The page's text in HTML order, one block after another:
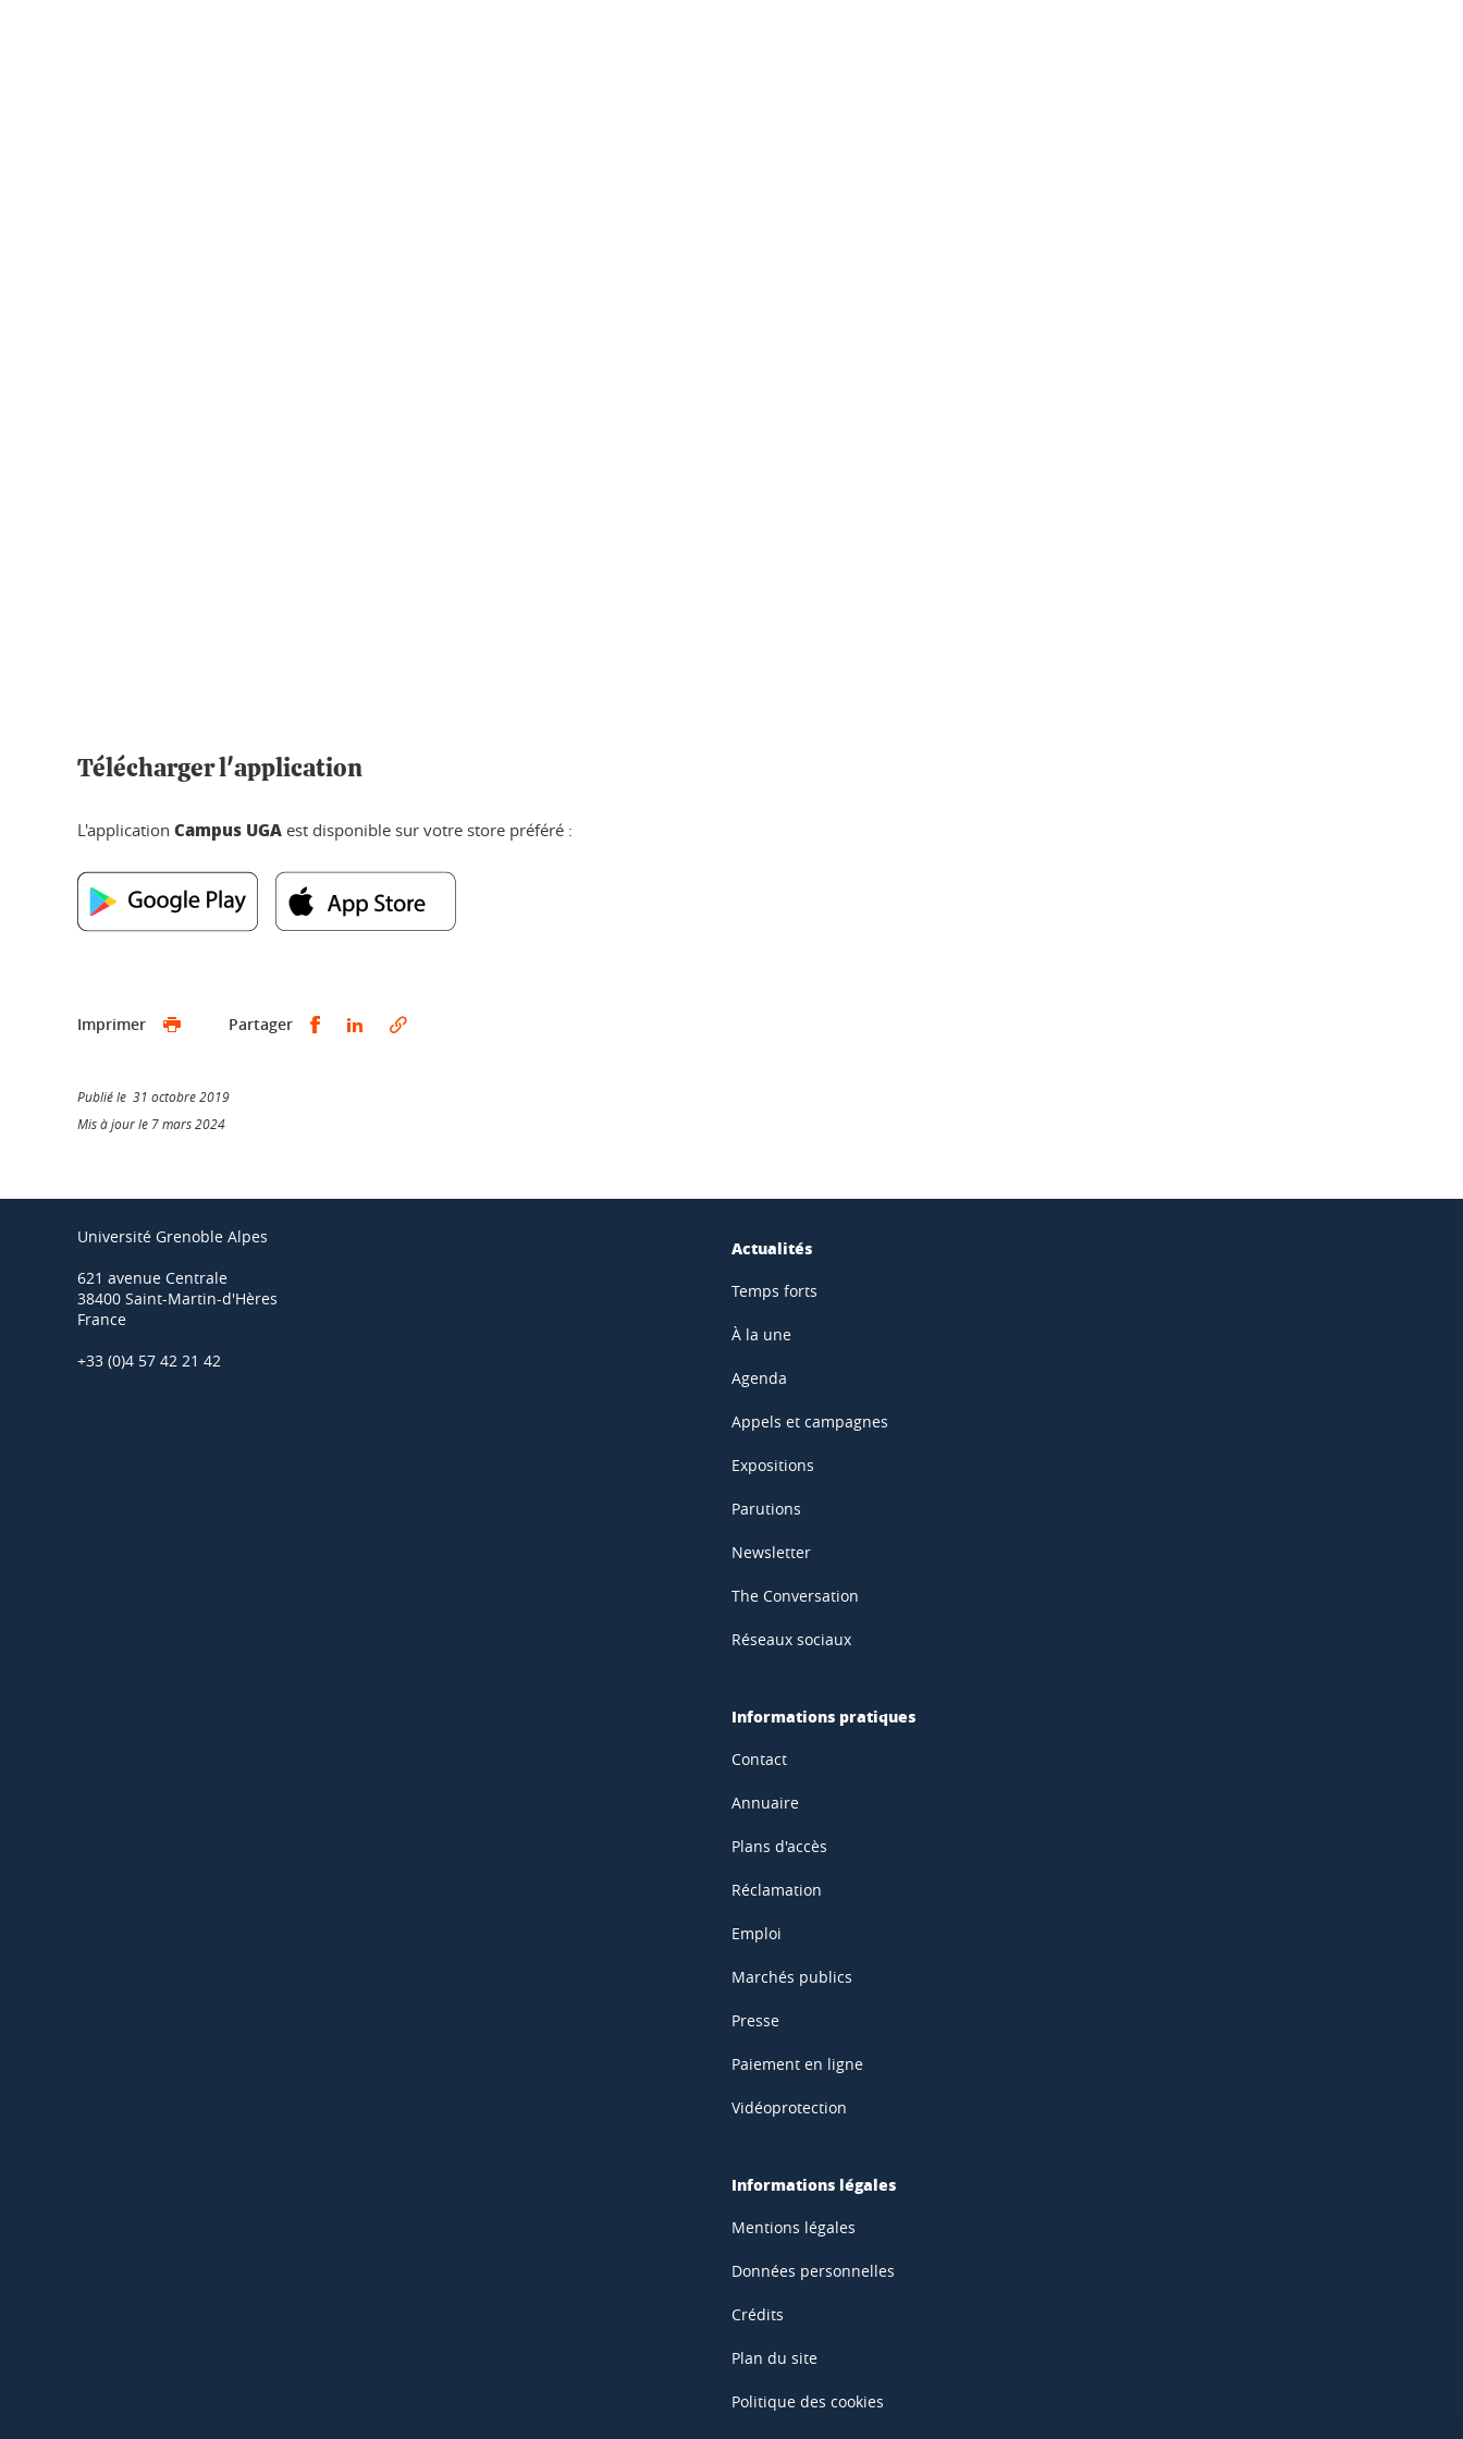
Télécharger l'application
L'application Campus UGA est disponible sur votre store préféré :
Imprimer Partager Partager sur Facebook
Partager sur LinkedIn
Publié le 31 octobre 2019
Mis à jour le 7 mars 2024
Université Grenoble Alpes
621 avenue Centrale
38400 Saint-Martin-d'Hères
France
+33 (0)4 57 42 21 42
Actualités
Temps forts
À la une
Agenda
Appels et campagnes
Expositions
Parutions
Newsletter
The Conversation
Réseaux sociaux
Informations pratiques
Contact
Annuaire
Plans d'accès
Réclamation
Emploi
Marchés publics
Presse
Paiement en ligne
Vidéoprotection
Informations légales
Mentions légales
Données personnelles
Crédits
Plan du site
Politique des cookies